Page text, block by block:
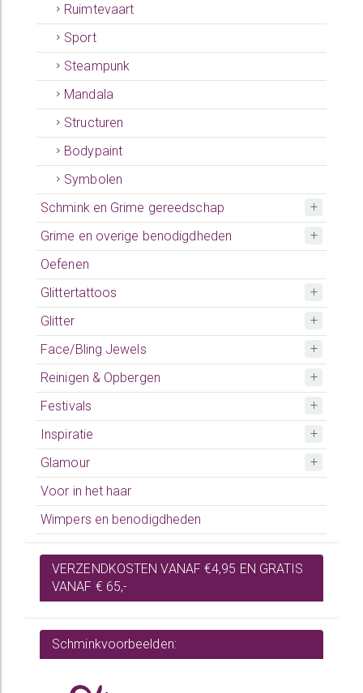
Ruimtevaart
Sport
Steampunk
Mandala
Structuren
Bodypaint
Symbolen
Schmink en Grime gereedschap
Grime en overige benodigdheden
Oefenen
Glittertattoos
Glitter
Face/Bling Jewels
Reinigen & Opbergen
Festivals
Inspiratie
Glamour
Voor in het haar
Wimpers en benodigdheden
VERZENDKOSTEN VANAF €4,95 EN GRATIS
VANAF € 65,-
Schminkvoorbeelden: